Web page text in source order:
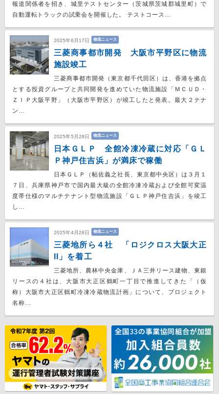
報道関係者を招き、城里テストセンター（茨城県茨城郡城里町）で
自動運転トラックの試乗会を開催した。 テストコース…
2025年6月17日 物流ニュース
三菱商事都市開発 大阪市平野区に物流
施設竣工
三菱商事都市開発（東京都千代田区）は、香港を拠点
とする投資グループと共同開発を進めていた物流施設「ＭＣＵＤ・
ＺＩＰ大阪平野」（大阪市平野区）が竣工したと発表。最大２テナ
ン…
2025年5月28日 物流ニュース
日本ＧＬＰ 全館冷凍冷蔵に対応「ＧＬ
Ｐ神戸住吉浜」が満床で稼働
日本ＧＬＰ（帖佐義之社長、東京都中央区）は３月１
７日、兵庫県神戸市で国内最大級の全館冷凍冷蔵および全館可変温
度帯仕様のマルチテナント型物流施設「ＧＬＰ神戸住吉浜」を竣工
し…
2025年4月28日 物流ニュース
三菱地所ら４社 「ロジクロス大阪大正
II」を着工
三菱地所、農林中央金庫、ＪＡ三井リース建物、東銀
リースの４社は、大阪市大正区鶴町一丁目で推進してきた「（仮
称）大阪市大正区鶴町冷凍冷蔵物流計画」について、プロジェクト
名称…